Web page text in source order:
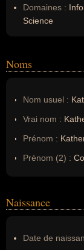
Domaines :
Science
Noms
Nom usuel :
Vrai nom :
Prénom :
Prénom (2) :
Naissance
Date de